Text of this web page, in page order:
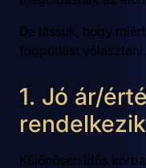
De lássuk, hogy
fogpótlást választani.
1. Jó ár/
rendelkezik
Különösen idős